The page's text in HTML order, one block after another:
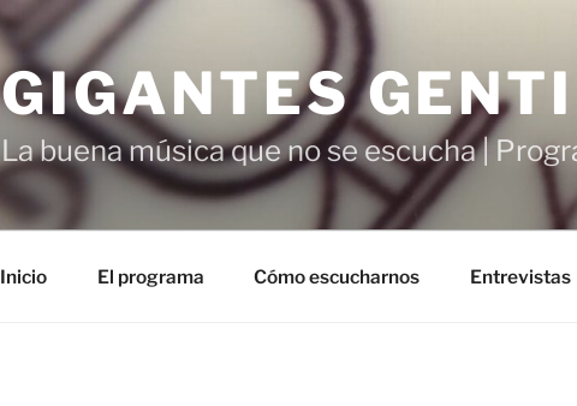
GIGANTES
La buena música que no se escucha |
Inicio El programa Cómo escucharnos Entrevistas